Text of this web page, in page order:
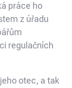
práce ho
z úřadu
regulačních
otec, a tak